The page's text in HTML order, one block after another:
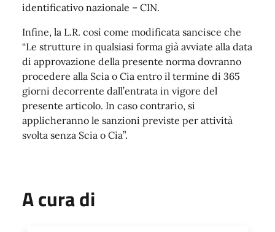
identificativo nazionale – CIN.
Infine, la L.R. così come modificata sancisce che
“Le strutture in qualsiasi forma già avviate alla data
di approvazione della presente norma dovranno
procedere alla Scia o Cia entro il termine di 365
giorni decorrente dall’entrata in vigore del
presente articolo. In caso contrario, si
applicheranno le sanzioni previste per attività
svolta senza Scia o Cia”.
A cura di